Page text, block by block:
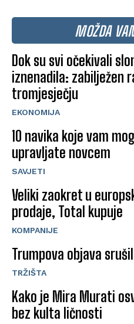
MOŽDA
Dok su svi očekivali
iznenadila: zabilježen
tromjesječju
EKONOMIJA
10 navika koje vam
upravljate novcem
SAVJETI
Veliki zaokret u
prodaje, Total kupuje
KOMPANIJE
Trumpova objava
TRŽIŠTA
Kako je Mira Murati
bez kulta ličnosti